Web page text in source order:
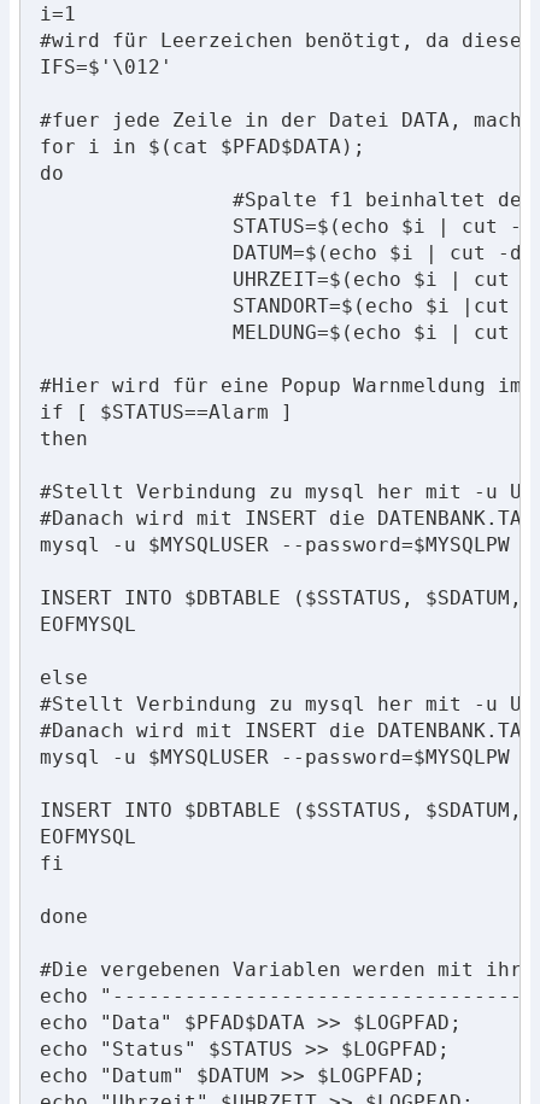
i=1
#wird für Leerzeichen benötigt, da
IFS=$'\012'
#fuer jede Zeile in der Datei DATA, mache
for i in $(cat $PFAD$DATA);
do
#Hier wird für eine Popup Warnmeldung
if [ $STATUS==Alarm ]
then
#Stellt Verbindung zu mysql her mit -u
#Danach wird mit INSERT die
mysql -u $MYSQLUSER --password=$MYSQLPW
INSERT INTO $DBTABLE ($SSTATUS,
EOFMYSQL
else
#Stellt Verbindung zu mysql her mit -u
#Danach wird mit INSERT die
mysql -u $MYSQLUSER --password=$MYSQLPW
INSERT INTO $DBTABLE ($SSTATUS,
EOFMYSQL
fi
done
#Die vergebenen Variablen werden mit
echo
echo "Data" $PFAD$DATA >> $LOGPFAD;
echo "Status" $STATUS >> $LOGPFAD;
echo "Datum" $DATUM >> $LOGPFAD;